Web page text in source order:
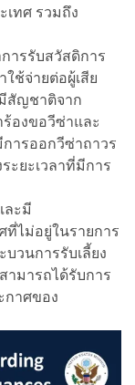
ทศ รวมถึง
ารรับสวัสดิการ
ช้จ่ายต่อผู้เสีย
สัญชาติจาก
องขอวีซ่าและ
ารออกวีซ่าถาวร
ะยะเวลาที่มีการ
ละมี
ที่ไม่อยู่ในรายการ
บวนการรับเลี้ยง
มารถได้รับการ
กาศของ